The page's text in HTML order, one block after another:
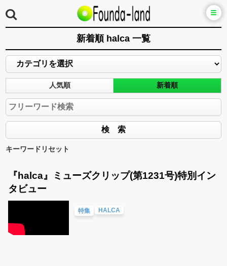
新着順 halca 一覧
人気順 新着順
キーワードリセット
『halca』ミューズクリップ(第1231号)特別イン
タビュー
特集 HALCA